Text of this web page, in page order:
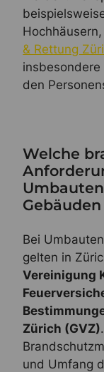
& Rettung
den
Welche
Bei
gelten in
Vereinigung
Zürich (GVZ)
und Umfang